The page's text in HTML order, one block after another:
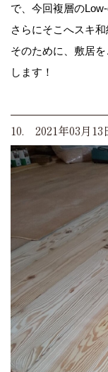
で、今回複層の
さらにそこへスキ
そのために、敷居
します！
10. 2021年03月13